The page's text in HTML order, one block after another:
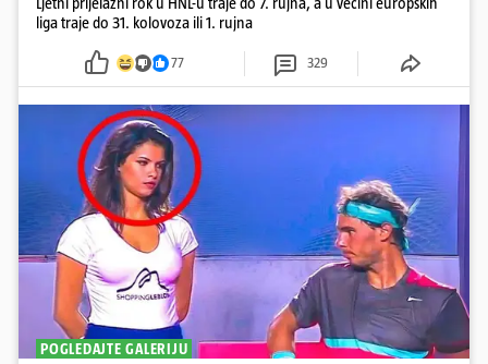
liga traje do 31. kolovoza ili 1. rujna
77 329
POGLEDAJTE GALERIJU